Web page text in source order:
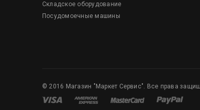
Складское оборудование
Посудомоечные машины
© 2016 Магазин "Маркет Сервис". Все права